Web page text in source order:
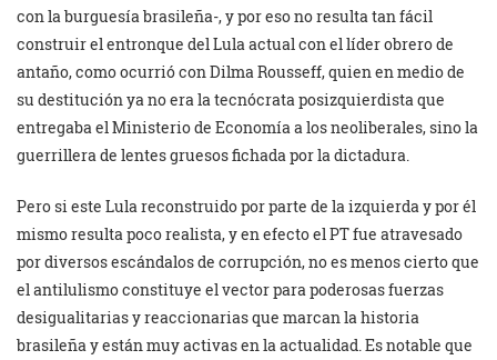
con la burguesía brasileña-, y por eso no resulta tan fácil
construir el entronque del Lula actual con el líder obrero de
antaño, como ocurrió con Dilma Rousseff, quien en medio de
su destitución ya no era la tecnócrata posizquierdista que
entregaba el Ministerio de Economía a los neoliberales, sino la
guerrillera de lentes gruesos fichada por la dictadura.
Pero si este Lula reconstruido por parte de la izquierda y por él
mismo resulta poco realista, y en efecto el PT fue atravesado
por diversos escándalos de corrupción, no es menos cierto que
el antilulismo constituye el vector para poderosas fuerzas
desigualitarias y reaccionarias que marcan la historia
brasileña y están muy activas en la actualidad. Es notable que